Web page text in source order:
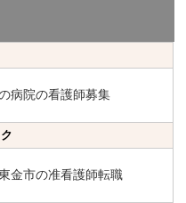
病院の看護師募集
金市の准看護師転職